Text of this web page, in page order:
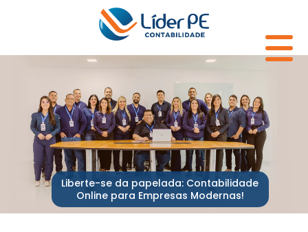
Liberte-se da papelada: Contabilidade
Online para Empresas Modernas!